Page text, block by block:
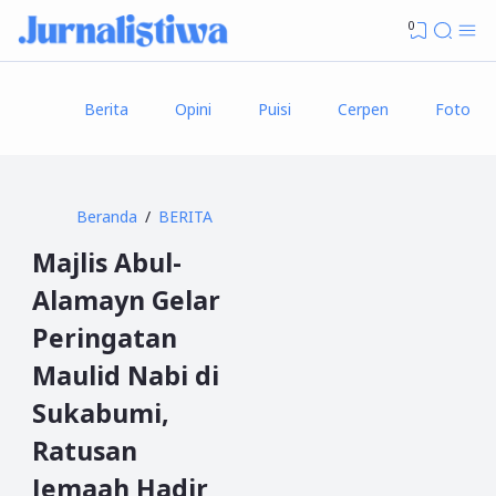
0
Berita Opini Puisi Cerpen Foto
Beranda BERITA
Majlis Abul-
Alamayn Gelar
Peringatan
Maulid Nabi di
Sukabumi,
Ratusan
Jemaah Hadir